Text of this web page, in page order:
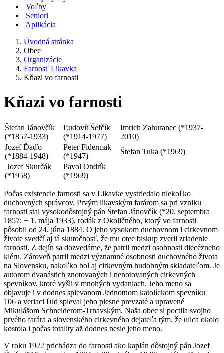
Voľby
Seniori
Aplikácia
Úvodná stránka
Obec
Organizácie
Farnosť Likavka
Kňazi vo farnosti
Kňazi vo farnosti
Štefan Jánovčík
(*1857-1933)
Ľudovít Šefčík
(*1914-1977)
Imrich Zahuranec (*1937-
2010)
Jozef Ďaďo
(*1884-1948)
Peter Fidermak
(*1947)
Štefan Tuka (*1969)
Jozef Skurčák
(*1958)
Pavol Ondrík
(*1969)
Počas existencie farnosti sa v Likavke vystriedalo niekoľko
duchovných správcov. Prvým likavským farárom sa pri vzniku
farnosti stal vysokodôstojný pán Štefan Jánovčík (*20. septembra
1857; + 1. mája 1933), rodák z Okoličného, ktorý vo farnosti
pôsobil od 24. júna 1884. O jeho vysokom duchovnom i cirkevnom
živote svedčí aj tá skutočnosť, že mu otec biskup zveril zriadenie
farnosti. Z dejín sa dozvedáme, že patril medzi osobnosti diecézneho
kléru. Zároveň patril medzi významné osobnosti duchovného života
na Slovensku, nakoľko bol aj cirkevným hudobným skladateľom. Je
autorom dvanástich znotovaných i nenotovaných cirkevných
spevníkov, ktoré vyšli v mnohých vydaniach. Jeho meno sa
objavuje i v dodnes spievanom Jednotnom katolíckom spevníku
106 a veriaci ľud spieval jeho piesne prevzaté a upravené
Mikulášom Schneiderom-Trnavským. Naša obec si poctila svojho
prvého farára a slovenského cirkevného dejateľa tým, že ulica okolo
kostola i počas totality až dodnes nesie jeho meno.
V roku 1922 prichádza do farnosti ako kaplán dôstojný pán Jozef